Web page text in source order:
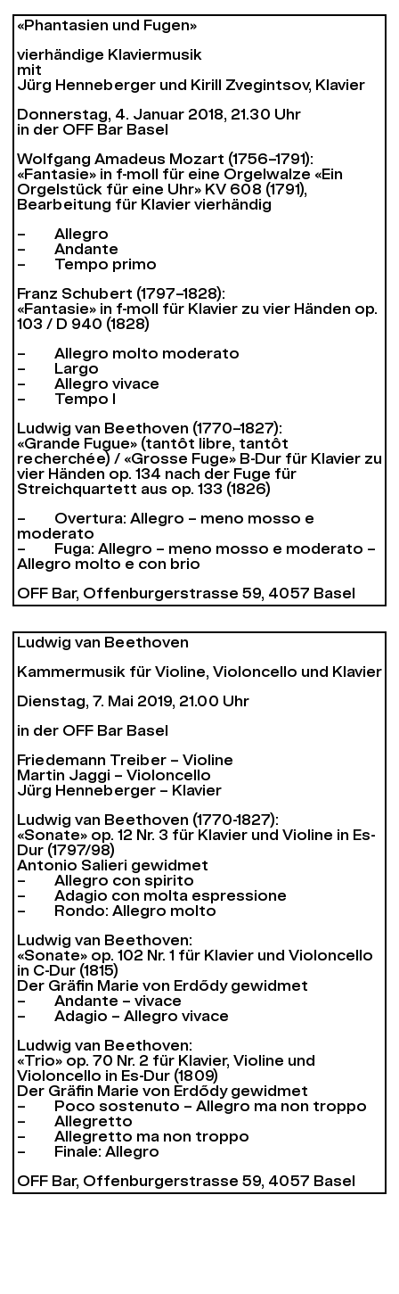
«Phantasien und Fugen»
vierhändige Klaviermusik
mit
Jürg Henneberger und Kirill Zvegintsov, Klavier
Donnerstag, 4. Januar 2018, 21.30 Uhr
in der OFF Bar Basel
Wolfgang Amadeus Mozart (1756–1791):
«Fantasie» in f-moll für eine Orgelwalze «Ein
Orgelstück für eine Uhr» KV 608 (1791),
Bearbeitung für Klavier vierhändig
– Allegro
– Andante
– Tempo primo
Franz Schubert (1797–1828):
«Fantasie» in f-moll für Klavier zu vier Händen op.
103 / D 940 (1828)
– Allegro molto moderato
– Largo
– Allegro vivace
– Tempo I
Ludwig van Beethoven (1770–1827):
«Grande Fugue» (tantôt libre, tantôt
recherchée) / «Grosse Fuge» B-Dur für Klavier zu
vier Händen op. 134 nach der Fuge für
Streichquartett aus op. 133 (1826)
– Overtura: Allegro – meno mosso e
moderato
– Fuga: Allegro – meno mosso e moderato –
Allegro molto e con brio
OFF Bar, Offenburgerstrasse 59, 4057 Basel
Ludwig van Beethoven
Kammermusik für Violine, Violoncello und Klavier
Dienstag, 7. Mai 2019, 21.00 Uhr
in der OFF Bar Basel
Friedemann Treiber – Violine
Martin Jaggi – Violoncello
Jürg Henneberger – Klavier
Ludwig van Beethoven (1770-1827):
«Sonate» op. 12 Nr. 3 für Klavier und Violine in Es-
Dur (1797/98)
Antonio Salieri gewidmet
– Allegro con spirito
– Adagio con molta espressione
– Rondo: Allegro molto
Ludwig van Beethoven:
«Sonate» op. 102 Nr. 1 für Klavier und Violoncello
in C-Dur (1815)
Der Gräfin Marie von Erdődy gewidmet
– Andante – vivace
– Adagio – Allegro vivace
Ludwig van Beethoven:
«Trio» op. 70 Nr. 2 für Klavier, Violine und
Violoncello in Es-Dur (1809)
Der Gräfin Marie von Erdődy gewidmet
– Poco sostenuto – Allegro ma non troppo
– Allegretto
– Allegretto ma non troppo
– Finale: Allegro
OFF Bar, Offenburgerstrasse 59, 4057 Basel